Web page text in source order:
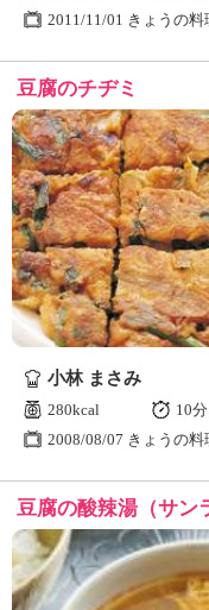
2011/11/01 きょうの料
豆腐のチヂミ
小林 まさみ
280kcal
10分
2008/08/07 きょうの料
豆腐の酸辣湯（サン